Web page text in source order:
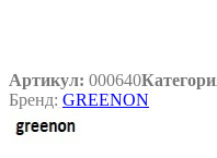
Артикул: 000640
Бренд: GREENON